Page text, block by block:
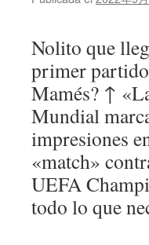
Nolito que
primer
Mamés? ↑
Mundial
impresiones
«match»
UEFA
todo lo que